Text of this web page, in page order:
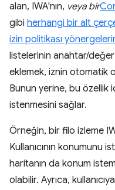
alan, IWA'nın, veya bir
gibi herhangi bir alt
izin politikası
listelerinin anahtar/
eklemek, iznin otomatik
Bunun yerine, bu özellik
istenmesini sağlar.
Örneğin, bir filo izleme
Kullanıcının konumunu
haritanın da konum
olabilir. Ayrıca,